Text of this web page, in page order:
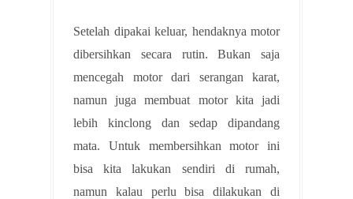
Setelah dipakai keluar, hendaknya motor
dibersihkan secara rutin. Bukan saja
mencegah motor dari serangan karat,
namun juga membuat motor kita jadi
lebih kinclong dan sedap dipandang
mata. Untuk membersihkan motor ini
bisa kita lakukan sendiri di rumah,
namun kalau perlu bisa dilakukan di